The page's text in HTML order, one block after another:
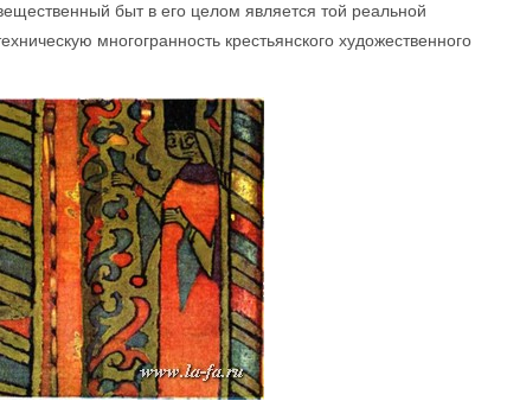
быт в его целом является той реальной
многогранность крестьянского художественного